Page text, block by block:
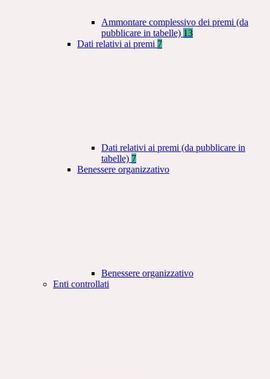
Ammontare complessivo dei premi (da
pubblicare in tabelle) 13
Dati relativi ai premi 7
Dati relativi ai premi (da pubblicare in
tabelle) 7
Benessere organizzativo
Benessere organizzativo
Enti controllati